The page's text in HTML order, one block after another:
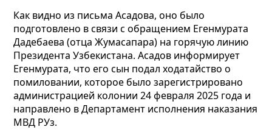
Как видно из письма Асадова, оно было
подготовлено в связи с обращением Егенмурата
Дадебаева (отца Жумасапара) на горячую линию
Президента Узбекистана. Асадов информирует
Егенмурата, что его сын подал ходатайство о
помиловании, которое было зарегистрировано
администрацией колонии 24 февраля 2025 года и
направлено в Департамент исполнения наказания
МВД РУз.